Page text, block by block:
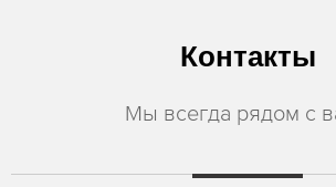
Контакты
Мы всегда рядом с